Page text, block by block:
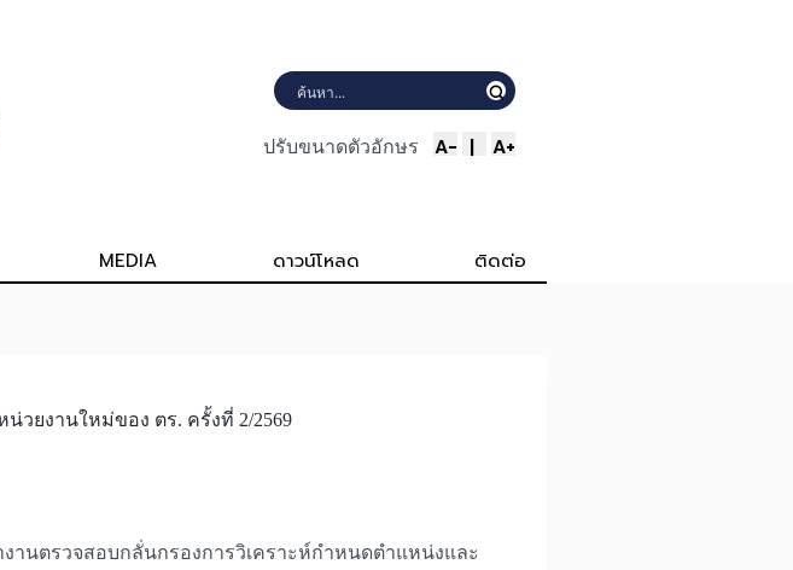
ปรับขนาดตัวอักษร A- | A+
MEDIA ดาวน์โหลด ติดต่อ
วยงานใหม่ของ ตร. ครั้งที่ 2/2569
านตรวจสอบกลั่นกรองการวิเคราะห์กำหนดตำแหน่งและ